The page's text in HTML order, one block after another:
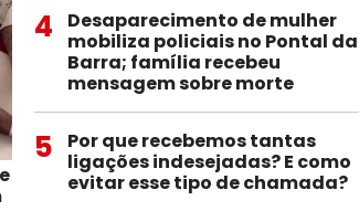
4
Desaparecimento de mulher
mobiliza policiais no Pontal da
Barra; família recebeu
mensagem sobre morte
5
Por que recebemos tantas
ligações indesejadas? E como
evitar esse tipo de chamada?